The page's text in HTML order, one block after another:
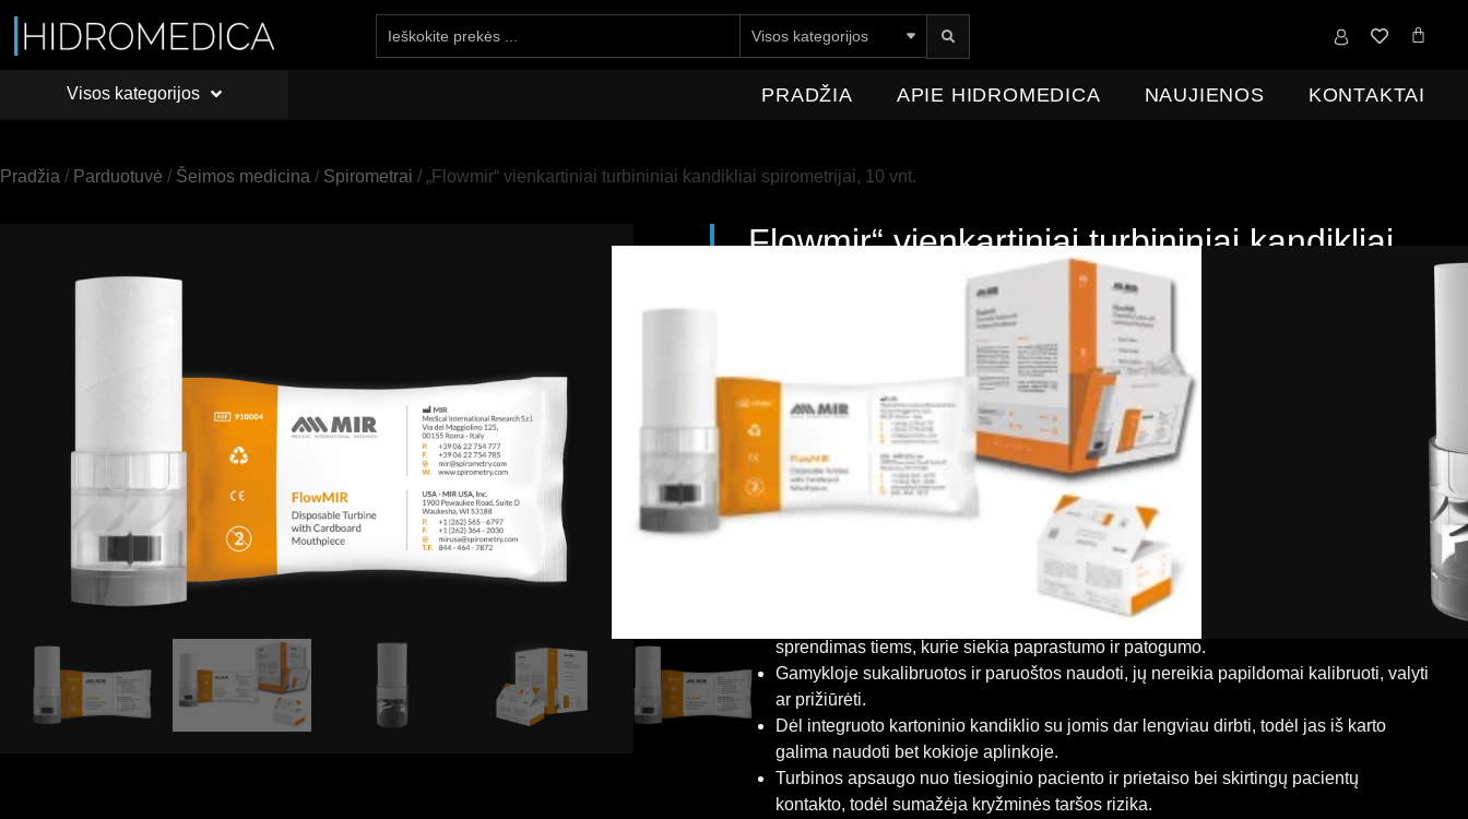
Visos kategorijos PRADŽIA APIE HIDROMEDICA KONTAKTAI 0,00
Visos kategorijos PRADŽIA APIE HIDROMEDICA NAUJIENOS KONTAKTAI
Pradžia / Parduotuvė / Šeimos medicina / Spirometrai / „Flowmir“ vienkartiniai turbininiai kandikliai spirometrijai, 10 vnt.
„Flowmir“ vienkartiniai turbininiai kandikliai
spirometrijai, 10 vnt.
(28,50 be PVM )
Vienkartinis, gamykloje kalibruotas turbininis srauto matuoklis, atskirai supakuotas
su kartoniniu kandikliu.
Nereikia kalibruoti
Nepriklauso nuo aplinkos sąlygų
Patikimas ir tikslus matavimas
Higieniškas
„FlowMIR®“ turbinos yra patentuoti vienkartiniai MIR – ‚Medical International
Research‘ prietaisai, specialiai sukurti tiksliems, patikimiems ir saugiems
spirometrijos matavimams užtikrinti.
Šie vienkartiniai kandikliai, idealiai tinka maksimaliai higienai, yra puikus
sprendimas tiems, kurie siekia paprastumo ir patogumo.
Gamykloje sukalibruotos ir paruoštos naudoti, jų nereikia papildomai kalibruoti, valyti
ar prižiūrėti.
Dėl integruoto kartoninio kandiklio su jomis dar lengviau dirbti, todėl jas iš karto
galima naudoti bet kokioje aplinkoje.
Turbinos apsaugo nuo tiesioginio paciento ir prietaiso bei skirtingų pacientų
kontakto, todėl sumažėja kryžminės taršos rizika.